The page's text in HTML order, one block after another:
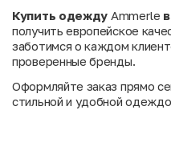
Купить одежду Ammerle
получить европейское
заботимся о каждом
проверенные бренды.
Оформляйте заказ прямо
стильной и удобной